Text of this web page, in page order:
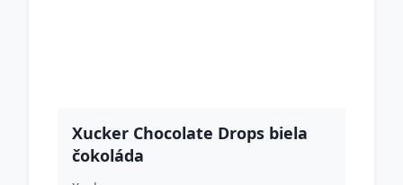
Xucker Chocolate Drops biela
čokoláda